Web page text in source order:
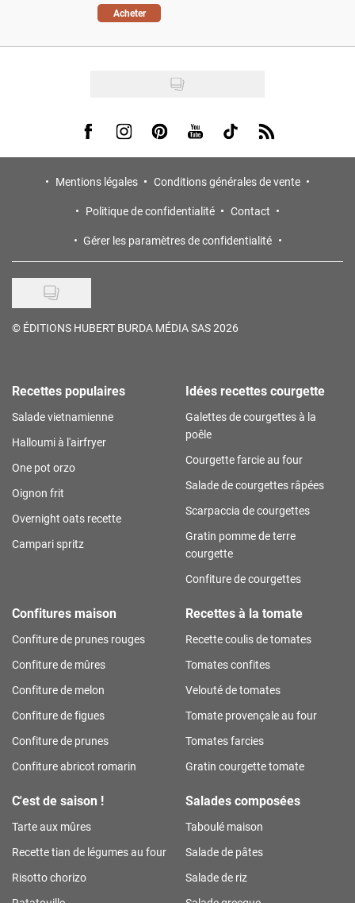
Acheter
Visit us on Facebook
Visit us on Instagram
Visit us on Pinterest
Visit us on Youtube
Visit us on Tiktok
Visit us on Rss
Mentions légales
Conditions générales de vente
Politique de confidentialité
Contact
Gérer les paramètres de confidentialité
© ÉDITIONS HUBERT BURDA MÉDIA SAS 2026
Recettes populaires
Salade vietnamienne
Halloumi à l'airfryer
One pot orzo
Oignon frit
Overnight oats recette
Campari spritz
Idées recettes courgette
Galettes de courgettes à la
poêle
Courgette farcie au four
Salade de courgettes râpées
Scarpaccia de courgettes
Gratin pomme de terre
courgette
Confiture de courgettes
Confitures maison
Confiture de prunes rouges
Confiture de mûres
Confiture de melon
Confiture de figues
Confiture de prunes
Confiture abricot romarin
Recettes à la tomate
Recette coulis de tomates
Tomates confites
Velouté de tomates
Tomate provençale au four
Tomates farcies
Gratin courgette tomate
C'est de saison !
Tarte aux mûres
Recette tian de légumes au four
Risotto chorizo
Salades composées
Taboulé maison
Salade de pâtes
Salade de riz